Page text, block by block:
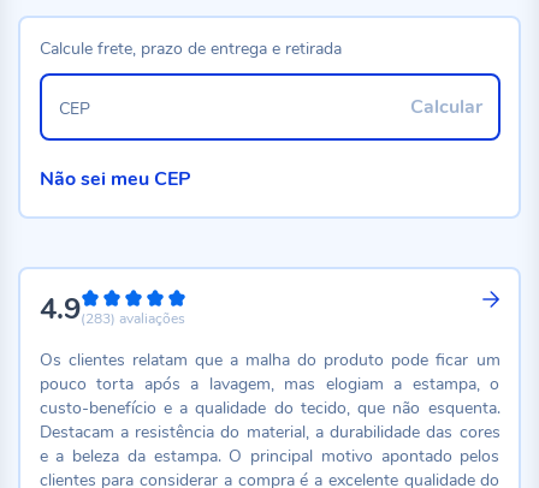
4.998%
(283) avaliações
Os clientes relatam que a malha do produto pode ficar um
pouco torta após a lavagem, mas elogiam a estampa, o
custo-benefício e a qualidade do tecido, que não esquenta.
Destacam a resistência do material, a durabilidade das cores
e a beleza da estampa. O principal motivo apontado pelos
clientes para considerar a compra é a excelente qualidade do
Calcule frete, prazo de entrega e retirada
Calcular
CEP
Não sei meu CEP